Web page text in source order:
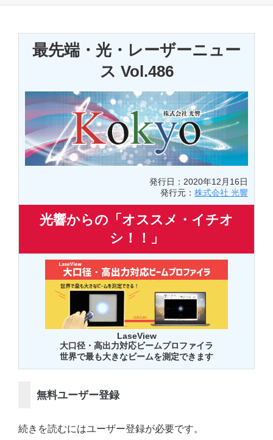
ン
サービス
最先端・光・レーザーニュー
ス Vol.486
発行日：2020年12月16日
発行元： 株式会社 光響
光響からの「オススメ・イチオ
シ！！」
LaseView
大口径・高出力対応ビームプロファイラ
世界で最も大きなビームを測定できます
無料ユーザー登録
続きを読むにはユーザー登録が必要です。